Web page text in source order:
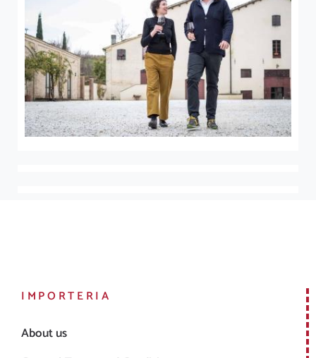
IMPORTERIA
About us